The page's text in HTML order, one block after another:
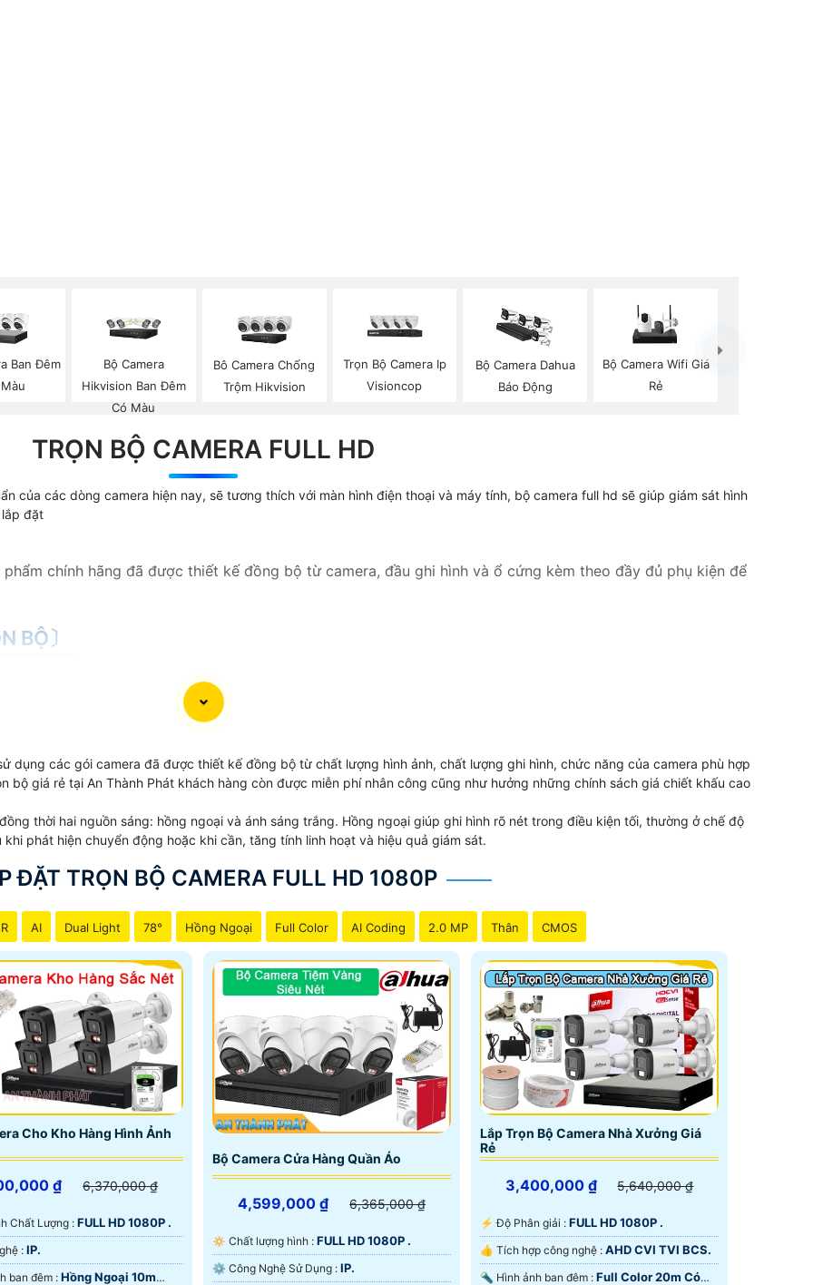
Ban Đêm
Bộ Camera
Hikvision Ban Đêm
Có Màu
Bô Camera Chống
Trộm Hikvision
Trọn Bộ Camera Ip
Visioncop
Bộ Camera Dahua
Báo Động
Bộ Camera Wifi Giá
Rẻ
TRỌN BỘ CAMERA FULL HD
của các dòng camera hiện nay, sẽ tương thích với màn hình điện thoại và máy tính, bộ camera full hd sẽ giúp giám sát hình
đặt
chính hãng đã được thiết kế đồng bộ từ camera, đầu ghi hình và ổ cứng kèm theo đầy đủ phụ kiện để
BỘ〕
và tùy thuộc vào mục đích sử dụng cho văn phòng, hay lắp camera cửa hàng và nhà xưởng có những
lượng cho mỗi yêu cầu cũng khác sau đây là những bộ camera quan sát thiết kế giá rẻ.
390.000 VNĐ FULL HD 1080P Thương hiệu Dahua
430.000 VNĐ1 Camera thu âm Chất Lượng
590.000 VNĐBộ Camera thân có Màu Ban Đêm
430.000 VNĐCamera Xoay 360 và zoom
công nghệ HD analog giá rẻ tiết kiệm giám sát qua điện thoại ổn định giám sát qua diện thoại là chủ
dụng các gói camera đã được thiết kế đồng bộ từ chất lượng hình ảnh, chất lượng ghi hình, chức năng của camera phù hợp
bộ giá rẻ tại An Thành Phát khách hàng còn được miễn phí nhân công cũng như hưởng những chính sách giá chiết khấu cao
thời hai nguồn sáng: hồng ngoại và ánh sáng trắng. Hồng ngoại giúp ghi hình rõ nét trong điều kiện tối, thường ở chế độ
phát hiện chuyển động hoặc khi cần, tăng tính linh hoạt và hiệu quả giám sát.
ĐẶT TRỌN BỘ CAMERA FULL HD 1080P
AI Dual Light 78° Hồng Ngoại Full Color AI Coding 2.0 MP Thân CMOS
Cho Kho Hàng Hình Ảnh
₫ 6,370,000 ₫
Chất Lượng : FULL HD 1080P .
👍 Công Nghệ : IP.
🌈 Hình ảnh ban đêm : Hồng Ngoại 10m
Bộ Camera Cửa Hàng Quần Áo
4,599,000 ₫ 6,365,000 ₫
🔅 Chất lượng hình : FULL HD 1080P .
⚙ Công Nghệ Sử Dụng : IP.
Lắp Trọn Bộ Camera Nhà Xưởng Giá
Rẻ
3,400,000 ₫ 5,640,000 ₫
️⚡ Độ Phân giải : FULL HD 1080P .
👍 Tích hợp công nghệ : AHD CVI TVI BCS.
🔦 Hình ảnh ban đêm : Full Color 20m Có